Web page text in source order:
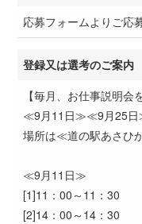
応募フォームよりご応
登録又は選考のご案内
【毎月、お仕事説明会
≪9月11日≫≪9月25日
場所は≪道の駅あさひ
≪9月11日≫
[1]11：00～11：30
[2]14：00～14：30